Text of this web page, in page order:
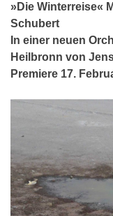
»Die Winterreise«
Schubert
In einer neuen
Heilbronn von
Premiere 17.